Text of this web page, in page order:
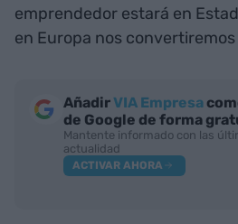
emprendedor estará en
en Europa nos
AñadirVIA Empresa
de Google de forma
Mantente informado con las
actualidad
ACTIVAR AHORA